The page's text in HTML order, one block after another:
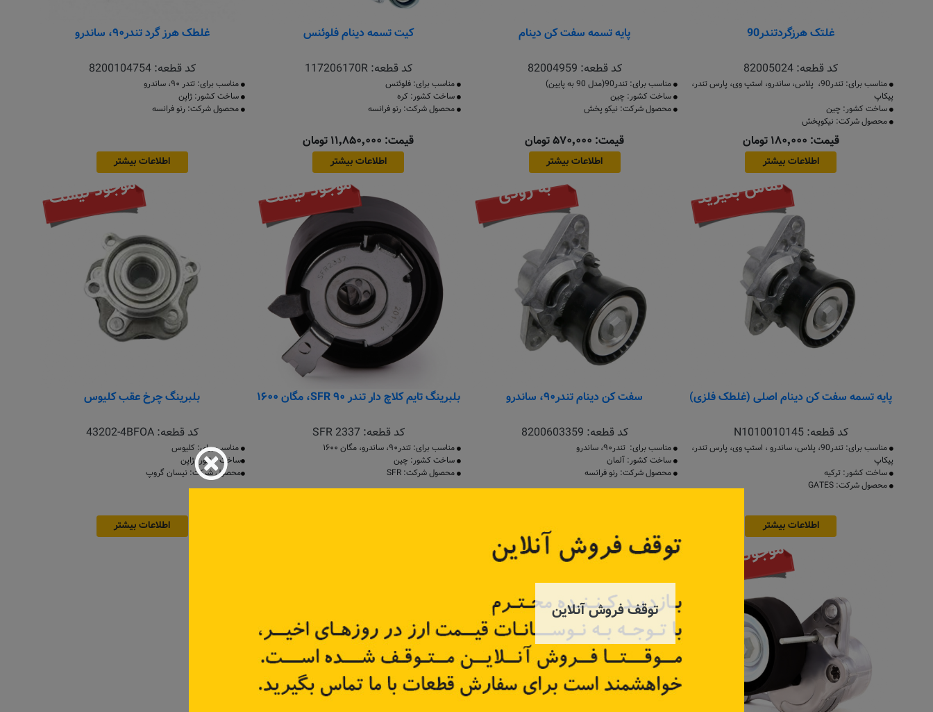
غلتک هرزگردتندر90
کد قطعه: 82005024
مناسب برای: تندر90، پلاس، ساندرو، استپ وی، پارس تندر،
پیکاپ
ساخت کشور: چین
محصول شرکت: نیکوپخش
قیمت: ۱۸۰٬۰۰۰ تومان
اطلاعات بیشتر
پایه تسمه سفت کن دینام
کد قطعه: 82004959
مناسب برای: تندر90(مدل 90 به پایین)
ساخت کشور: چین
محصول شرکت: نیکو پخش
قیمت: ۵۷۰٬۰۰۰ تومان
اطلاعات بیشتر
کیت تسمه دینام فلوئنس
کد قطعه:117206170R
مناسب برای: فلوئنس
ساخت کشور: کره
محصول شرکت: رنو فرانسه
قیمت: ۱۱٬۸۵۰٬۰۰۰ تومان
اطلاعات بیشتر
غلطک هرز گرد تندر۹۰، ساندرو
کد قطعه:8200104754
مناسب برای: تندر ۹۰، ساندرو
ساخت کشور: ژاپن
محصول شرکت: رنو فرانسه
اطلاعات بیشتر
تماس بگیرید
پایه تسمه سفت کن دینام اصلی (غلطک فلزی)
کد قطعه:N1010010145
مناسب برای: تندر90، پلاس، ساندرو ، استپ وی، پارس تندر،
پیکاپ
ساخت کشور: ترکیه
محصول شرکت: GATES
اطلاعات بیشتر
به زودی
سفت کن دینام تندر۹۰، ساندرو
کد قطعه: 8200603359
مناسب برای: تندر۹۰، ساندرو
ساخت کشور: آلمان
محصول شرکت: رنو فرانسه
موجود نیست
بلبرینگ تایم کلاچ دار تندر ۹۰ SFR، مگان ۱۶۰۰
کد قطعه: SFR 2337
مناسب برای: تندر۹۰، ساندرو، مگان ۱۶۰۰
ساخت کشور: چین
محصول شرکت: SFR
موجود نیست
بلبرینگ چرخ عقب کلیوس
کد قطعه:43202-4BFOA
مناسب برای: کلیوس
ساخت کشور: ژاپن
محصول شرکت: نیسان گروپ
اطلاعات بیشتر
موجود نیست موجود نیست
توقف فروش آنلاین